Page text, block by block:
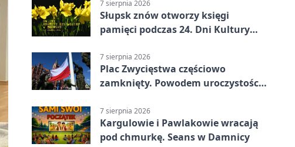
7 sierpnia 2026
Słupsk znów otworzy księgi
pamięci podczas 24. Dni Kultury
7 sierpnia 2026
Plac Zwycięstwa częściowo
zamknięty. Powodem uroczystości
7 sierpnia 2026
Kargulowie i Pawlakowie wracają
pod chmurkę. Seans w Damnicy